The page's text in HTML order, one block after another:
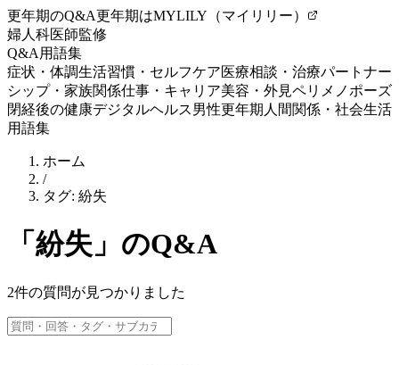
更年期のQ&A更年期はMYLILY（マイリリー）
婦人科医師監修
Q&A 用語集
症状・体調生活習慣・セルフケア医療相談・治療パートナー
シップ・家族関係仕事・キャリア美容・外見ペリメノポーズ
閉経後の健康デジタルヘルス男性更年期 人間関係・社会生活
用語集
ホーム
/
タグ: 紛失
「 紛失 」のQ&A
2件の質問が見つかりました